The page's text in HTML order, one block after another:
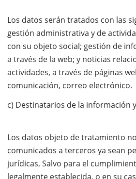
Los datos serán tratados con las
gestión administrativa y de
con su objeto social; gestión de
a través de la web; y noticias
actividades, a través de páginas
comunicación, correo electrónico.
c) Destinatarios de la información
Los datos objeto de tratamiento
comunicados a terceros ya sean
jurídicas, Salvo para el
legalmente establecida, o en su